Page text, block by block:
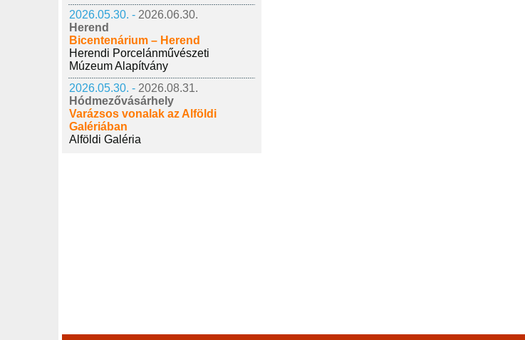
2026.05.30. - 2026.06.30.
Herend
Bicentenárium – Herend
Herendi Porcelánművészeti
Múzeum Alapítvány
2026.05.30. - 2026.08.31.
Hódmezővásárhely
Varázsos vonalak az Alföldi
Galériában
Alföldi Galéria